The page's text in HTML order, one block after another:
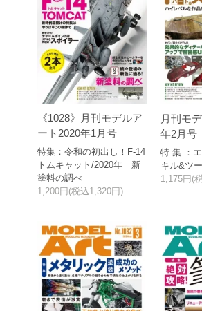
《1028》月刊モデルア
ート2020年1月号
特集：令和の初出し！F-14
トムキャット/2020年 新
塗料の調べ
1,200円(税込1,320円)
月刊モ
年2月号
特 集 ：
キル&ツ
1,175円(